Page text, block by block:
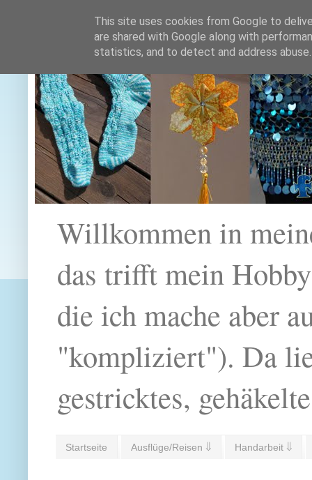
Willkommen in
das trifft mein
die ich mache aber
"kompliziert"). Da
gestricktes,
Startseite Ausflüge/Reisen ⇓ Handarbeit ⇓
This site uses cookies from Google to
are shared with Google along with
statistics, and to detect and address abuse.